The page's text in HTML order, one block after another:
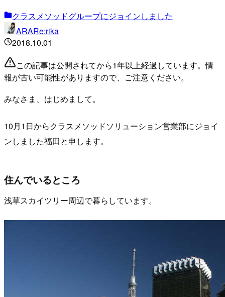
クラスメソッドグループにジョインしました
ARARe:rika
2018.10.01
この記事は公開されてから1年以上経過しています。情
報が古い可能性がありますので、ご注意ください。
みなさま、はじめまして。
10月1日からクラスメソッドソリューション営業部にジョイ
ンしました福田と申します。
住んでいるところ
浅草スカイツリー周辺で暮らしています。